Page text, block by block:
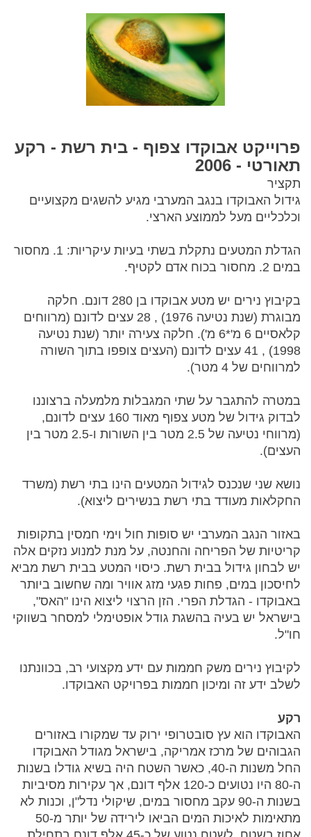
פרוייקט אבוקדו צפוף - בית רשת - רקע
תאורטי - 2006
תקציר
גידול האבוקדו בנגב המערבי מגיע להשגים מקצועיים
וכלכליים מעל לממוצע הארצי.
הגדלת המטעים נתקלת בשתי בעיות עיקריות: 1. מחסור
במים 2. מחסור בכוח אדם לקטיף.
בקיבוץ נירים יש מטע אבוקדו בן 280 דונם. חלקה
מבוגרת (שנת נטיעה 1976) , 28 עצים לדונם (מרווחים
קלאסיים 6 מ'*6 מ'). חלקה צעירה יותר (שנת נטיעה
1998) , 41 עצים לדונם (העצים צופפו בתוך השורה
למרווחים של 4 מטר).
במטרה להתגבר על שתי המגבלות מלמעלה ברצוננו
לבדוק גידול של מטע צפוף מאוד 160 עצים לדונם,
(מרווחי נטיעה של 2.5 מטר בין השורות ו-2.5 מטר בין
העצים).
נושא שני שנכנס לגידול המטעים הינו בתי רשת (משרד
החקלאות מעודד בתי רשת בנשירים ליצוא).
באזור הנגב המערבי יש סופות חול וימי חמסין בתקופות
קריטיות של הפריחה והחנטה, על מנת למנוע נזקים אלה
יש לבחון גידול בבית רשת. כיסוי המטע בבית רשת מביא
לחיסכון במים, פחות פגעי מזג אוויר ומה שחשוב ביותר
באבוקדו - הגדלת הפרי. הזן הרצוי ליצוא הינו "האס",
בישראל יש בעיה בהשגת גודל אופטימלי למסחר בשווקי
חו"ל.
לקיבוץ נירים משק חממות עם ידע מקצועי רב, בכוונתנו
לשלב ידע זה ומיכון חממות בפרויקט האבוקדו.
רקע
האבוקדו הוא עץ סובטרופי ירוק עד שמקורו באזורים
הגבוהים של מרכז אמריקה, בישראל מגודל האבוקדו
החל משנות ה-40, כאשר השטח היה בשיא גודלו בשנות
ה-80 היו נטועים כ-120 אלף דונם, אך עקירות מסיביות
בשנות ה-90 עקב מחסור במים, שיקולי נדל"ן, וכנות לא
מתאימות לאיכות המים הביאו לירידה של יותר מ-50